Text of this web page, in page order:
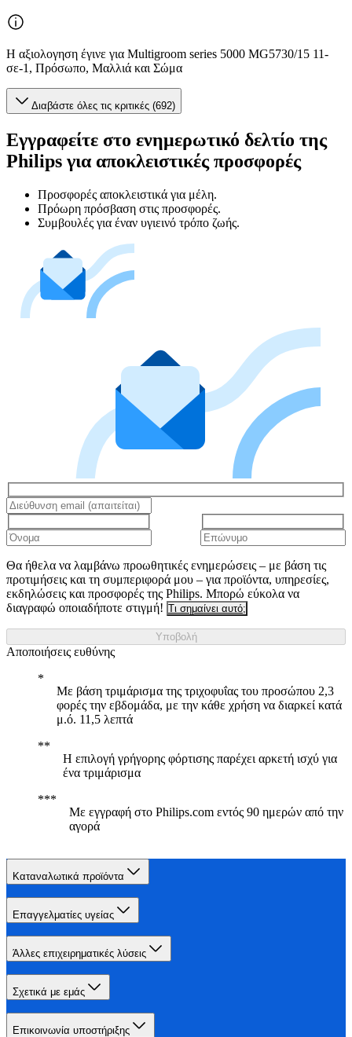
Η αξιολογηση έγινε για Multigroom series 5000 MG5730/15 11-
σε-1, Πρόσωπο, Μαλλιά και Σώμα
Διαβάστε όλες τις κριτικές (692)
Εγγραφείτε στο ενημερωτικό δελτίο της
Philips για αποκλειστικές προσφορές
Προσφορές αποκλειστικά για μέλη.
Πρόωρη πρόσβαση στις προσφορές.
Συμβουλές για έναν υγιεινό τρόπο ζωής.
Θα ήθελα να λαμβάνω προωθητικές ενημερώσεις – με βάση τις
προτιμήσεις και τη συμπεριφορά μου – για προϊόντα, υπηρεσίες,
εκδηλώσεις και προσφορές της Philips. Μπορώ εύκολα να
διαγραφώ οποιαδήποτε στιγμή! Τι σημαίνει αυτό;
Υποβολή
Αποποιήσεις ευθύνης
Με βάση τριμάρισμα της τριχοφυΐας του προσώπου 2,3
φορές την εβδομάδα, με την κάθε χρήση να διαρκεί κατά
μ.ό. 11,5 λεπτά
Η επιλογή γρήγορης φόρτισης παρέχει αρκετή ισχύ για
ένα τριμάρισμα
Με εγγραφή στο Philips.com εντός 90 ημερών από την
αγορά
Καταναλωτικά προϊόντα
Επαγγελματίες υγείας
Άλλες επιχειρηματικές λύσεις
Σχετικά με εμάς
Επικοινωνία υποστήριξης